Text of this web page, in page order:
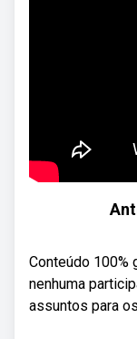
Conteúdo 100%
nenhuma
assuntos para